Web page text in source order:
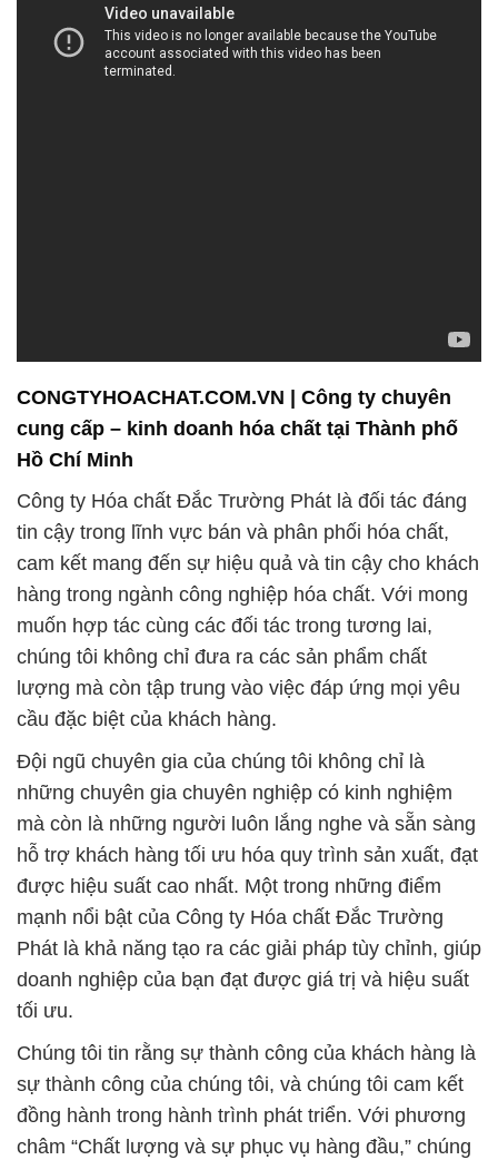
CONGTYHOACHAT.COM.VN | Công ty chuyên
cung cấp – kinh doanh hóa chất tại Thành phố
Hồ Chí Minh
Công ty Hóa chất Đắc Trường Phát là đối tác đáng
tin cậy trong lĩnh vực bán và phân phối hóa chất,
cam kết mang đến sự hiệu quả và tin cậy cho khách
hàng trong ngành công nghiệp hóa chất. Với mong
muốn hợp tác cùng các đối tác trong tương lai,
chúng tôi không chỉ đưa ra các sản phẩm chất
lượng mà còn tập trung vào việc đáp ứng mọi yêu
cầu đặc biệt của khách hàng.
Đội ngũ chuyên gia của chúng tôi không chỉ là
những chuyên gia chuyên nghiệp có kinh nghiệm
mà còn là những người luôn lắng nghe và sẵn sàng
hỗ trợ khách hàng tối ưu hóa quy trình sản xuất, đạt
được hiệu suất cao nhất. Một trong những điểm
mạnh nổi bật của Công ty Hóa chất Đắc Trường
Phát là khả năng tạo ra các giải pháp tùy chỉnh, giúp
doanh nghiệp của bạn đạt được giá trị và hiệu suất
tối ưu.
Chúng tôi tin rằng sự thành công của khách hàng là
sự thành công của chúng tôi, và chúng tôi cam kết
đồng hành trong hành trình phát triển. Với phương
châm “Chất lượng và sự phục vụ hàng đầu,” chúng